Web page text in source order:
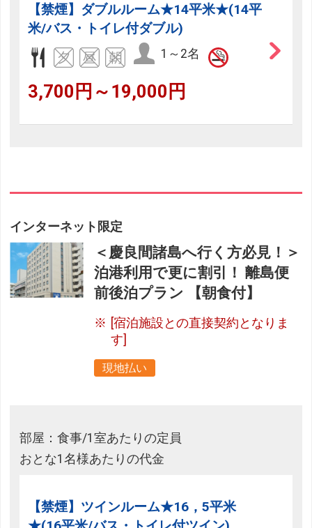
【禁煙】ダブルルーム★14平米★(14平
米/バス・トイレ付ダブル)
1～2名
3,700円～19,000円
インターネット限定
＜慶良間諸島へ行く方必見！＞
泊港利用で更に割引！ 離島便
前後泊プラン 【朝食付】
[宿泊施設との直接契約となりま
す]
現地払い
部屋：食事/1室あたりの定員
おとな1名様あたりの代金
【禁煙】ツインルーム★16，5平米